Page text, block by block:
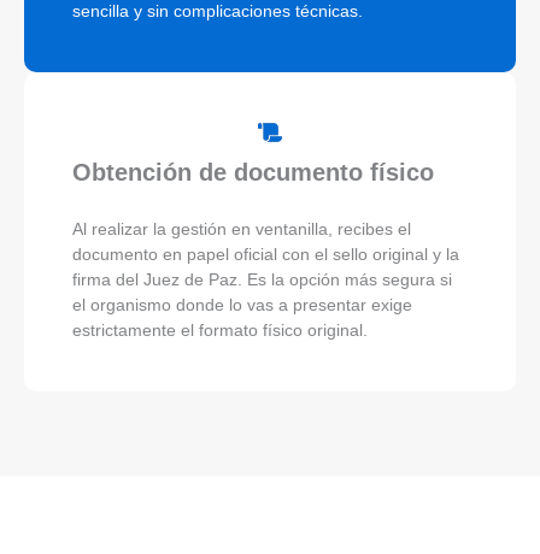
sencilla y sin complicaciones técnicas.
Obtención de documento físico
Al realizar la gestión en ventanilla, recibes el
documento en papel oficial con el sello original y la
firma del Juez de Paz. Es la opción más segura si
el organismo donde lo vas a presentar exige
estrictamente el formato físico original.